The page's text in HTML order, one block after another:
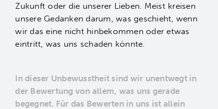
Zukunft oder die unserer Lieben. Meist kreisen
unsere Gedanken darum, was geschieht, wenn
wir das eine nicht hinbekommen oder etwas
eintritt, was uns schaden könnte.
In dieser Unbewusstheit sind wir unentwegt in
der Bewertung von allem, was uns gerade
begegnet. Für das Bewerten in uns ist allein